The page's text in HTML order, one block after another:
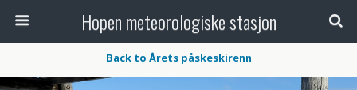
Hopen meteorologiske stasjon
Back to Årets påskeskirenn